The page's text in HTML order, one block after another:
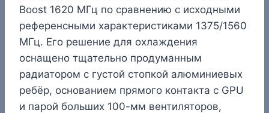
Boost 1620 МГц по сравнению с исходными
референсными характеристиками 1375/1560
МГц. Его решение для охлаждения
оснащено тщательно продуманным
радиатором с густой стопкой алюминиевых
ребёр, основанием прямого контакта с GPU
и парой больших 100-мм вентиляторов,